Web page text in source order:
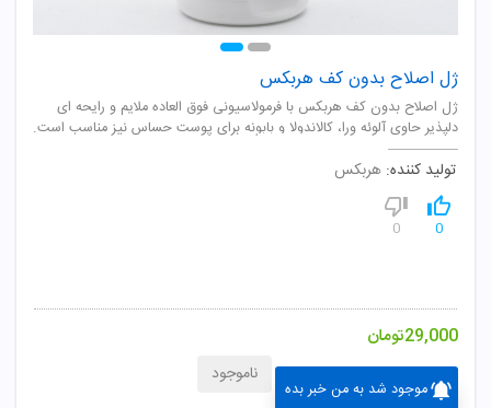
ژل اصلاح بدون کف هربکس
ژل اصلاح بدون کف هربکس با فرمولاسیونی فوق العاده ملایم و رایحه ای
دلپذیر حاوی آلوئه ورا، کالاندولا و بابونه برای پوست حساس نیز مناسب است.
تولید کننده: هربکس
0
0
29,000تومان
موجود شد به من خبر بده
ناموجود